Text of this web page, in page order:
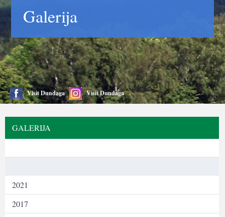
Galerija
Visit Dundaga Visit Dundaga
GALERIJA
2021
2017